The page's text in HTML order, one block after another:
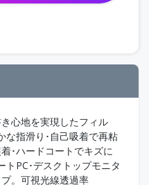
心地を実現したフィル
な指滑り･自己吸着で再粘
･ハードコートでキズに
トPC･デスクトップモニタ
。可視光線透過率